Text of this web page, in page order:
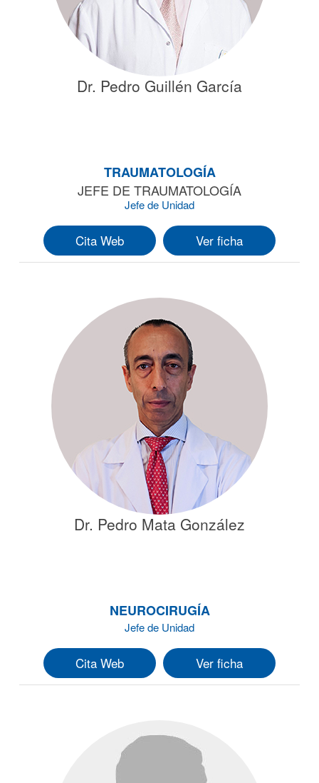
Dr. Pedro Guillén García
TRAUMATOLOGÍA
JEFE DE TRAUMATOLOGÍA
Jefe de Unidad
Cita Web Ver ficha
Dr. Pedro Mata González
NEUROCIRUGÍA
Jefe de Unidad
Cita Web Ver ficha